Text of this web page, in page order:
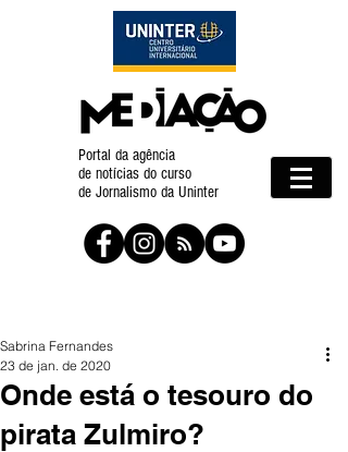
Portal da agência
de notícias do curso
de Jornalismo da Uninter
Onde está o tesouro do
pirata Zulmiro?
Sabrina Fernandes
23 de jan. de 2020